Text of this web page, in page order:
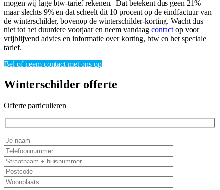
mogen wij lage btw-tarief rekenen. Dat betekent dus geen 21%
maar slechts 9% en dat scheelt dit 10 procent op de eindfactuur van
de winterschilder, bovenop de winterschilder-korting. Wacht dus
niet tot het duurdere voorjaar en neem vandaag contact op voor
vrijblijvend advies en informatie over korting, btw en het speciale
tarief.
Bel of neem contact met ons op
Winterschilder offerte
Offerte particulieren